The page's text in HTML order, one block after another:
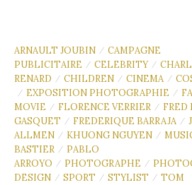
ARNAULT JOUBIN / CAMPAGNE
PUBLICITAIRE
/ CELEBRITY /
RENARD
/ CHILDREN / CINEMA /
/ EXPOSITION PHOTOGRAPHIE /
MOVIE
/ FLORENCE VERRIER / FRED
GASQUET
/ FREDERIQUE BARRAJA /
ALLMEN / KHUONG NGUYEN /
BASTIER
/ PABLO
ARROYO
/ PHOTOGRAPHE /
DESIGN / SPORT / STYLIST / TOM